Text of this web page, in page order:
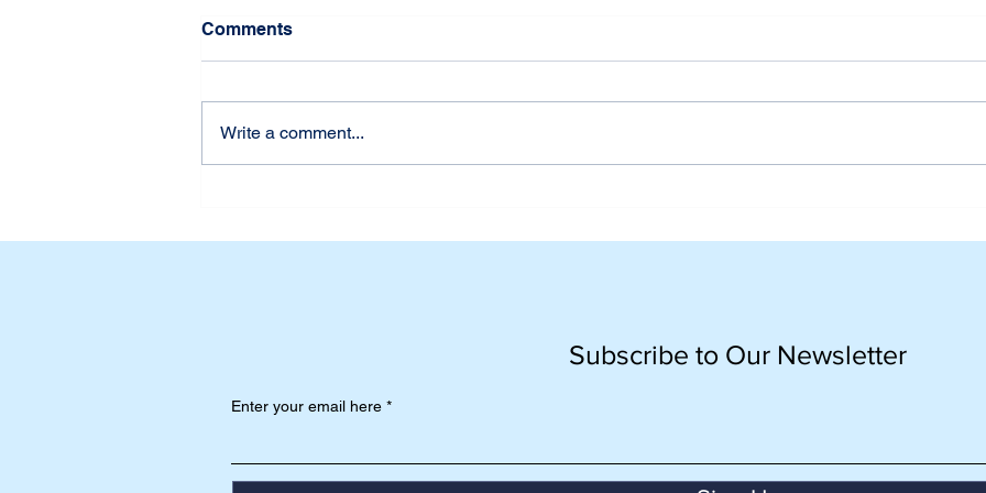
Harapan: Moodle's Role in
2022
Comments
Write a comment...
Subscribe to Our Newsletter
Enter your email here